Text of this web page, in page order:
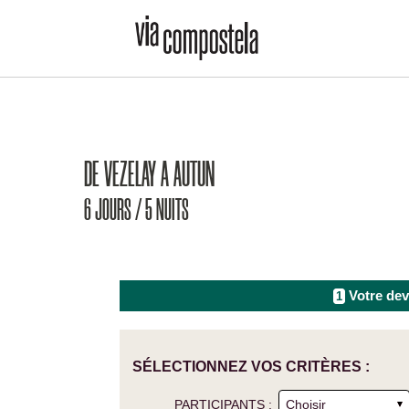
DE VEZELAY A AUTUN
6 JOURS / 5 NUITS
1 Votre
SÉLECTIONNEZ VOS CRITÈRES :
PARTICIPANTS :